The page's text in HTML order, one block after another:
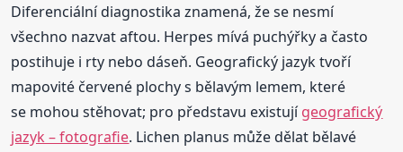
Diferenciální diagnostika znamená, že se nesmí
všechno nazvat aftou. Herpes mívá puchýřky a často
postihuje i rty nebo dáseň. Geografický jazyk tvoří
mapovité červené plochy s bělavým lemem, které
se mohou stěhovat; pro představu existujígeografický
jazyk – fotografie. Lichen planus může dělat bělavé